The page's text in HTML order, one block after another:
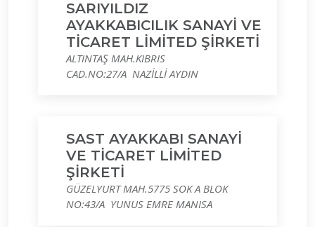
SARIYILDIZ
AYAKKABICILIK SANAYİ VE
TİCARET LİMİTED ŞİRKETİ
ALTINTAŞ MAH.KIBRIS
CAD.NO:27/A NAZİLLİ AYDIN
SAST AYAKKABI SANAYİ
VE TİCARET LİMİTED
ŞİRKETİ
GÜZELYURT MAH.5775 SOK A BLOK
NO:43/A YUNUS EMRE MANISA